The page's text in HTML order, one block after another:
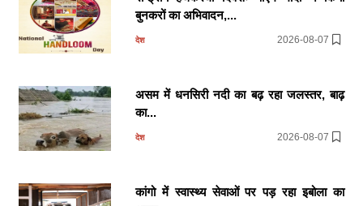
बुनकरों का अभिवादन,...
देश 2026-08-07
असम में धनसिरी नदी का बढ़ रहा जलस्तर, बाढ़
का...
देश 2026-08-07
कांगो में स्वास्थ्य सेवाओं पर पड़ रहा इबोला का